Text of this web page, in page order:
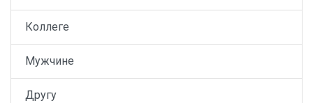
Коллеге
Мужчине
Другу